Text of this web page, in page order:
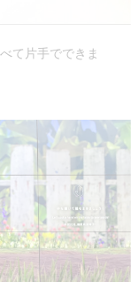
て片手でできま